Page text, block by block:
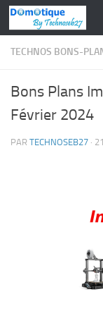
Skip to content
TECHNOS BONS-
Bons Plans
Février 2024
PAR TECHNOSEB27 ·